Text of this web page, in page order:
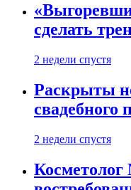
сделать
2 недели спустя
Раскрыты
свадебного
2 недели спустя